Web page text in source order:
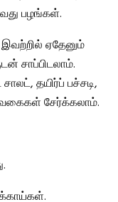
பழங்கள்.
ஏதேனும்
சாப்பிடலாம்.
தயிர்ப் பச்சடி,
சேர்க்கலாம்.